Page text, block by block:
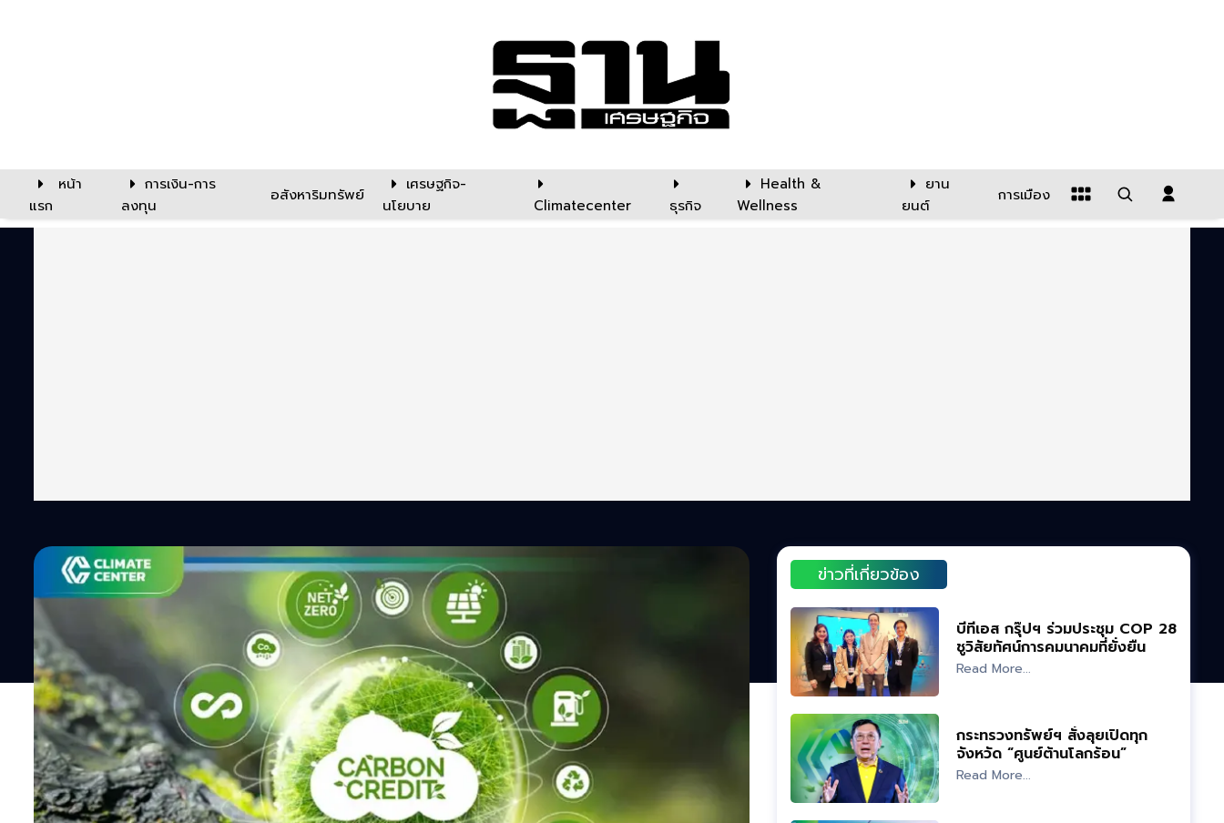
หน้า
แรก
การเงิน-การ
ลงทุน
อสังหาริมทรัพย์
เศรษฐกิจ-
นโยบาย
Climatecenter ธุรกิจ
Health &
Wellness
ยาน
ยนต์
การเมือง
ข่าวที่เกี่ยวข้อง
บีทีเอส กรุ๊ปฯ ร่วมประชุม COP 28
ชูวิสัยทัศน์การคมนาคมที่ยั่งยืน
Read More...
กระทรวงทรัพย์ฯ สั่งลุยเปิดทุก
จังหวัด “ศูนย์ต้านโลกร้อน”
Read More...